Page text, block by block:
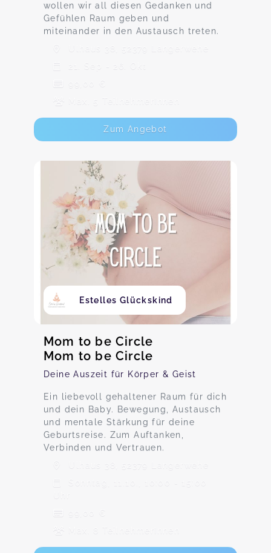
wollen wir all diesen Gedanken und
Gefühlen Raum geben und
miteinander in den Austausch treten.
Ulhaus 38, 52379 Langerwehe
21. Sep - 26. Okt
99,00 €
Max. 5 TeilnehmerInnen
Zum Angebot
Estelles Glückskind
Mom to be Circle
Mom to be Circle
Deine Auszeit für Körper & Geist
Ein liebevoll gehaltener Raum für dich
und dein Baby. Bewegung, Austausch
und mentale Stärkung für deine
Geburtsreise. Zum Auftanken,
Verbinden und Vertrauen.
Ulhaus 38, 52379 Langerwehe
Sonntag, 11.10., 10:00 - 15:00
99,00 €
Max. 8 TeilnehmerInnen